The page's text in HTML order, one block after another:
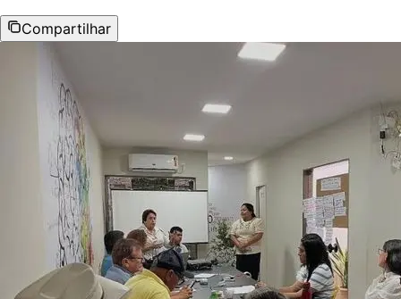
Compartilhar